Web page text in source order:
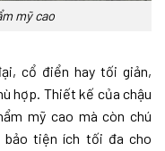
mỹ cao
cổ điển hay tối giản,
hợp. Thiết kế của chậu
mỹ cao mà còn chú
bảo tiện ích tối đa cho